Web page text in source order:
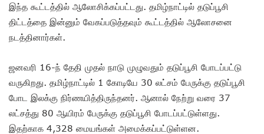
இந்த கூட்டத்தில் ஆலோசிக்கப்பட்டது. தமிழ்நாட்டில் தடுப்பூசி
திட்டத்தை இன்னும் வேகப்படுத்தவும் கூட்டத்தில் ஆலோசனை
நடத்தினார்கள்.
ஜனவரி 16-ந் தேதி முதல் நாடு முழுவதும் தடுப்பூசி போடப்பட்டு
வருகிறது. தமிழ்நாட்டில் 1 கோடியே 30 லட்சம் பேருக்கு தடுப்பூசி
போட இலக்கு நிர்ணயித்திருந்தனர். ஆனால் நேற்று வரை 37
லட்சத்து 80 ஆயிரம் பேருக்கு தடுப்பூசி போடப்பட்டுள்ளது.
இதற்காக 4,328 மையங்கள் அமைக்கப்பட்டுள்ளன.